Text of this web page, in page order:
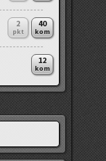
40
kom
2
pkt
12
kom